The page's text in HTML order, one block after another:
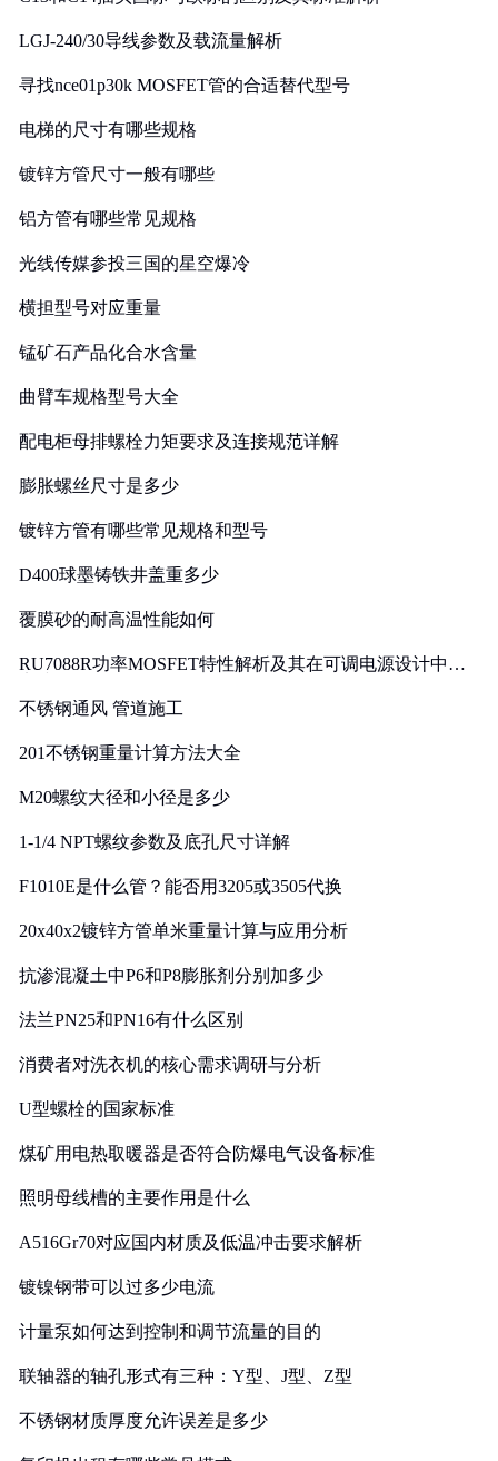
LGJ-240/30导线参数及载流量解析
寻找nce01p30k MOSFET管的合适替代型号
电梯的尺寸有哪些规格
镀锌方管尺寸一般有哪些
铝方管有哪些常见规格
光线传媒参投三国的星空爆冷
横担型号对应重量
锰矿石产品化合水含量
曲臂车规格型号大全
配电柜母排螺栓力矩要求及连接规范详解
膨胀螺丝尺寸是多少
镀锌方管有哪些常见规格和型号
D400球墨铸铁井盖重多少
覆膜砂的耐高温性能如何
RU7088R功率MOSFET特性解析及其在可调电源设计中的
不锈钢通风 管道施工
201不锈钢重量计算方法大全
M20螺纹大径和小径是多少
1-1/4 NPT螺纹参数及底孔尺寸详解
F1010E是什么管？能否用3205或3505代换
20x40x2镀锌方管单米重量计算与应用分析
抗渗混凝土中P6和P8膨胀剂分别加多少
法兰PN25和PN16有什么区别
消费者对洗衣机的核心需求调研与分析
U型螺栓的国家标准
煤矿用电热取暖器是否符合防爆电气设备标准
照明母线槽的主要作用是什么
A516Gr70对应国内材质及低温冲击要求解析
镀镍钢带可以过多少电流
计量泵如何达到控制和调节流量的目的
联轴器的轴孔形式有三种：Y型、J型、Z型
不锈钢材质厚度允许误差是多少